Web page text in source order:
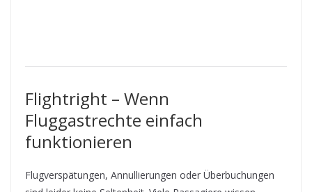
Flightright – Wenn
Fluggastrechte einfach
funktionieren
Flugverspätungen, Annullierungen oder Überbuchungen